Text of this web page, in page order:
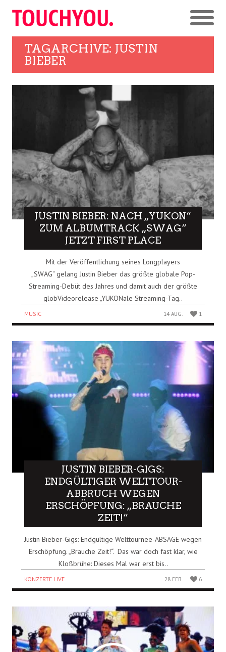
TAGARCHIVE: JUSTIN
BIEBER
JUSTIN BIEBER: NACH „YUKON“
ZUM ALBUMTRACK „SWAG“
JETZT FIRST PLACE
Mit der Veröffentlichung seines Longplayers
„SWAG“ gelang Justin Bieber das größte globale Pop-
Streaming-Debüt des Jahres und damit auch der größte
globVideorelease „YUKONale Streaming-Tag..
MUSIC 14 AUG. 1
JUSTIN BIEBER-GIGS:
ENDGÜLTIGER WELTTOUR-
ABBRUCH WEGEN
ERSCHÖPFUNG: „BRAUCHE
ZEIT!“
Justin Bieber-Gigs: Endgültige Welttournee-ABSAGE wegen
Erschöpfung. „Brauche Zeit!“. Das war doch fast klar, wie
Kloßbrühe: Dieses Mal war erst bis..
KONZERTE LIVE 28 FEB. 6